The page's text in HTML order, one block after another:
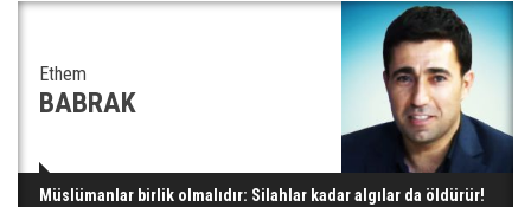
Ethem
BABRAK
Müslümanlar birlik olmalıdır: Silahlar kadar algılar da öldürür!